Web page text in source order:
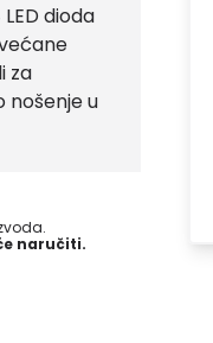
dioda
za
nošenje u
naručiti.